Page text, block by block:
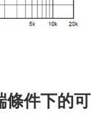
條件下的可